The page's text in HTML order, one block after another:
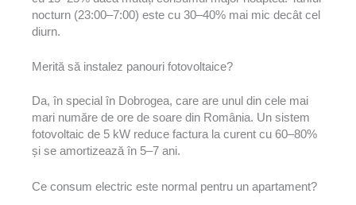
nocturn (23:00–7:00) este cu 30–40% mai mic decât cel
diurn.
Merită să instalez panouri fotovoltaice?
Da, în special în Dobrogea, care are unul din cele mai
mari număre de ore de soare din România. Un sistem
fotovoltaic de 5 kW reduce factura la curent cu 60–80%
și se amortizează în 5–7 ani.
Ce consum electric este normal pentru un apartament?